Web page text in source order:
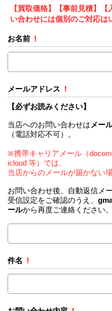
【買取価格】【事前見積】
い合わせには個別のご対応は
お名前 !
メールアドレス !
【必ずお読みください】
当店へのお問い合わせは メー
（電話対応不可）。
※携帯キャリアメール（
icloud 等）では、
当店からのメールが届かない
お問い合わせ後、自動返信メ
受信設定をご確認のうえ、
ールから再度ご連絡ください。
件名 !